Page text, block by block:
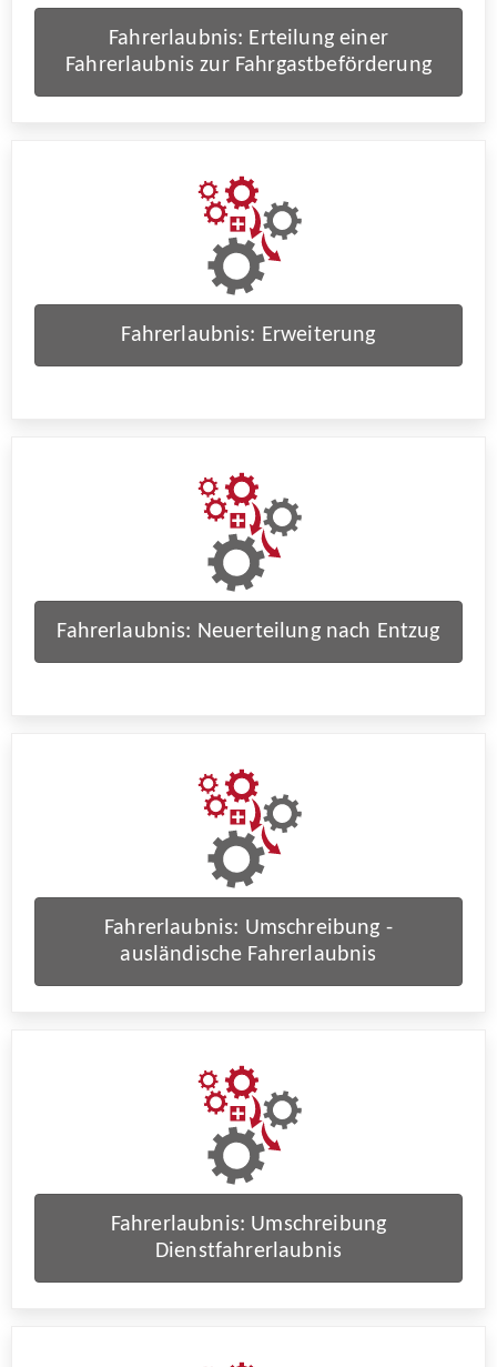
Fahrerlaubnis: Erteilung einer
Fahrerlaubnis zur Fahrgastbeförderung
Fahrerlaubnis: Erweiterung
Fahrerlaubnis: Neuerteilung nach Entzug
Fahrerlaubnis: Umschreibung -
ausländische Fahrerlaubnis
Fahrerlaubnis: Umschreibung
Dienstfahrerlaubnis